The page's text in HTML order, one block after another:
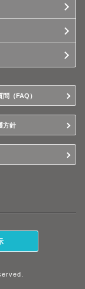
問（FAQ）
方針